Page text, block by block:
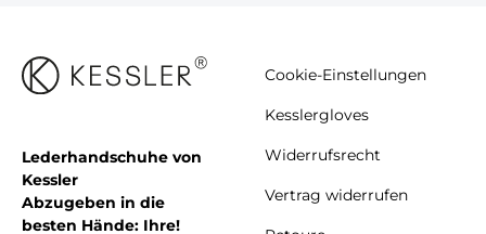
Lederhandschuhe von
Kessler
Abzugeben in die
besten Hände: Ihre!
Cookie-Einstellungen
Kesslergloves
Widerrufsrecht
Vertrag widerrufen